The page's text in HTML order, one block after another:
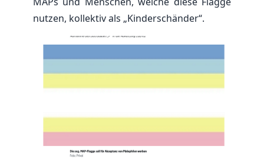
nutzen, kollektiv als „Kinderschänder“.